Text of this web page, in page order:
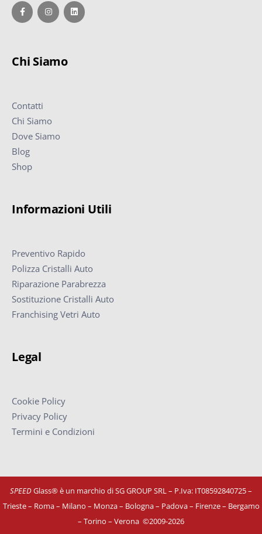
Chi Siamo
Contatti
Chi Siamo
Dove Siamo
Blog
Shop
Informazioni Utili
Preventivo Rapido
Polizza Cristalli Auto
Riparazione Parabrezza
Sostituzione Cristalli Auto
Franchising Vetri Auto
Legal
Cookie Policy
Privacy Policy
Termini e Condizioni
SPEEDGlass® è un marchio di SG GROUP SRL – P.Iva: IT08592840725–
Trieste – Roma – Milano – Monza – Bologna – Padova – Firenze – Bergamo
– Torino – Verona ©2009-2026